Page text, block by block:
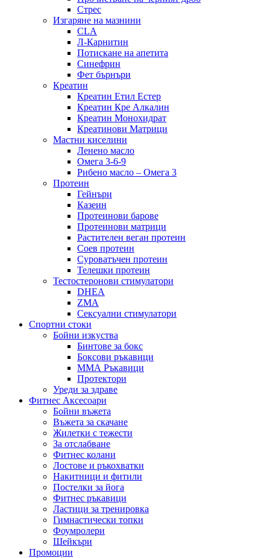
Стрес
Изгаряне на мазнини
CLA
Л-Карнитин
Потискане на апетита
Синефрин
Фет бърнъри
Креатин
Креатин Етил Естер
Креатин Кре Алкалин
Креатин Монохидрат
Креатинови Матрици
Мастни киселини
Ленено масло
Омега 3-6-9
Рибено масло – Омега 3
Протеин
Гейнъри
Казеин
Протеинови барове
Протеинови матрици
Растителен веган протеин
Соев протеин
Суроватъчен протеин
Телешки протеин
Тестостеронови стимулатори
DHEA
ZMA
Сексуални стимулатори
Спортни стоки
Бойни изкуства
Бинтове за бокс
Боксови ръкавици
ММА Ръкавици
Протектори
Уреди за здраве
Фитнес Аксесоари
Бойни въжета
Въжета за скачане
Жилетки с тежести
За отслабване
Фитнес колани
Лостове и ръкохватки
Накитници и фитили
Постелки за йога
Фитнес ръкавици
Ластици за тренировка
Гимнастически топки
Фоумролери
Шейкъри
Промоции